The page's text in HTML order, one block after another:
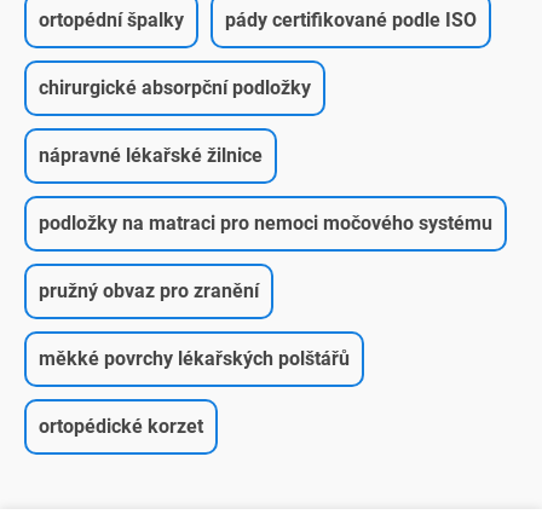
ortopédní špalky pády certifikované podle ISO
chirurgické absorpční podložky
nápravné lékařské žilnice
podložky na matraci pro nemoci močového systému
pružný obvaz pro zranění
měkké povrchy lékařských polštářů
ortopédické korzet